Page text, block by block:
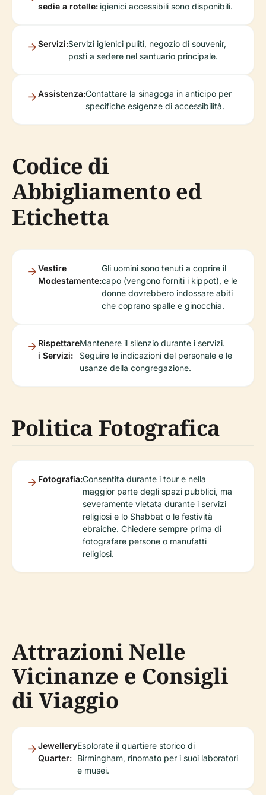
sedie a rotelle: igienici accessibili sono disponibili.
Servizi:Servizi igienici puliti, negozio di souvenir,
posti a sedere nel santuario principale.
Assistenza:Contattare la sinagoga in anticipo per
specifiche esigenze di accessibilità.
Codice di
Abbigliamento ed
Etichetta
Vestire
Modestamente:
Gli uomini sono tenuti a coprire il
capo (vengono forniti i kippot), e le
donne dovrebbero indossare abiti
che coprano spalle e ginocchia.
Rispettare
i Servizi:
Mantenere il silenzio durante i servizi.
Seguire le indicazioni del personale e le
usanze della congregazione.
Politica Fotografica
Fotografia:Consentita durante i tour e nella
maggior parte degli spazi pubblici, ma
severamente vietata durante i servizi
religiosi e lo Shabbat o le festività
ebraiche. Chiedere sempre prima di
fotografare persone o manufatti
religiosi.
Attrazioni Nelle
Vicinanze e Consigli
di Viaggio
Jewellery
Quarter:
Esplorate il quartiere storico di
Birmingham, rinomato per i suoi laboratori
e musei.